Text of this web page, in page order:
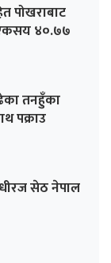
पोखराबाट
एकसय ४०.७७
तनहुँका
पक्राउ
सेठ नेपाल